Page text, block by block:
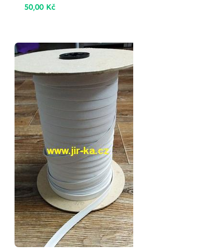
50,00 Kč